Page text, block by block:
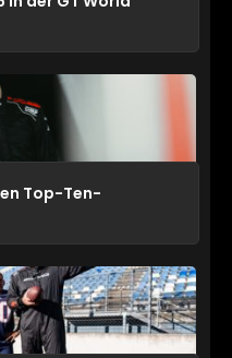
Top-Ten-